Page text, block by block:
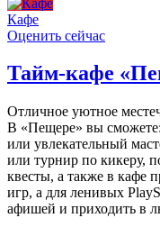
Кафе
Оценить сейчас
Тайм-кафе
Отличное уютное
В «Пещере» вы
или увлекательный
или турнир по кикеру,
квесты, а также в кафе
игр, а для ленивых
афишей и приходить в